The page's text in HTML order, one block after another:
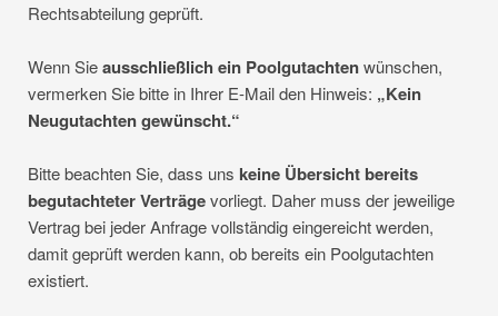
Rechtsabteilung geprüft.
Wenn Sieausschließlich ein Poolgutachtenwünschen,
vermerken Sie bitte in Ihrer E-Mail den Hinweis: „Kein
Neugutachten gewünscht.“
Bitte beachten Sie, dass uns keine Übersicht bereits
begutachteter Verträgevorliegt. Daher muss der jeweilige
Vertrag bei jeder Anfrage vollständig eingereicht werden,
damit geprüft werden kann, ob bereits ein Poolgutachten
existiert.